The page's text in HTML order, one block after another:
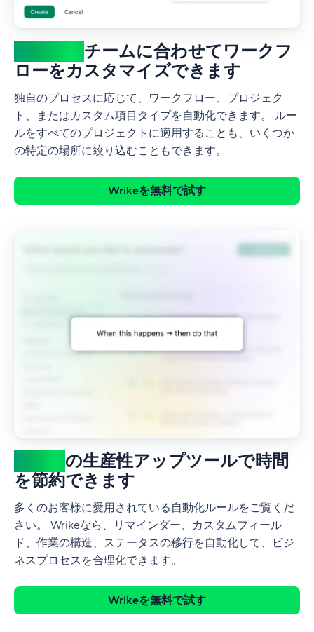
チームに合わせてワークフ
ローをカスタマイズできます
独自のプロセスに応じて、ワークフロー、プロジェク
ト、またはカスタム項目タイプを自動化できます。 ルー
ルをすべてのプロジェクトに適用することも、いくつか
の特定の場所に絞り込むこともできます。
Wrikeを無料で試す
の生産性アップツールで時間
を節約できます
多くのお客様に愛用されている自動化ルールをご覧くだ
さい。 Wrikeなら、リマインダー、カスタムフィール
ド、作業の構造、ステータスの移行を自動化して、ビジ
ネスプロセスを合理化できます。
Wrikeを無料で試す